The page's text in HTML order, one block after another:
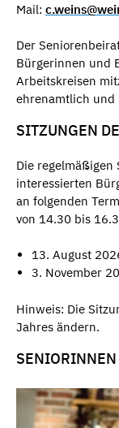
Mail:
Der
Bürgerinnen und
Arbeitskreisen
ehrenamtlich und
SITZUNGEN
Die regelmäßigen
interessierten
an folgenden
von 14.30 bis
13. August
3. November
Hinweis: Die
Jahres ändern.